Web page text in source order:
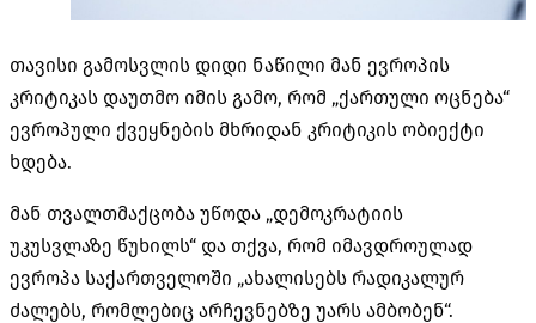
თავისი გამოსვლის დიდი ნაწილი მან ევროპის
კრიტიკას დაუთმო იმის გამო, რომ „ქართული ოცნება“
ევროპული ქვეყნების მხრიდან კრიტიკის ობიექტი
ხდება.
მან თვალთმაქცობა უწოდა „დემოკრატიის
უკუსვლაზე წუხილს“ და თქვა, რომ იმავდროულად
ევროპა საქართველოში „ახალისებს რადიკალურ
ძალებს, რომლებიც არჩევნებზე უარს ამბობენ“.